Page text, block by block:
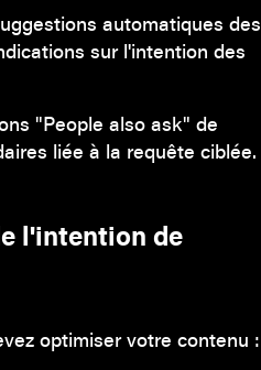
automatiques des
sur l'intention des
"People also ask" de
liée à la requête ciblée.
l'intention de
optimiser votre contenu :